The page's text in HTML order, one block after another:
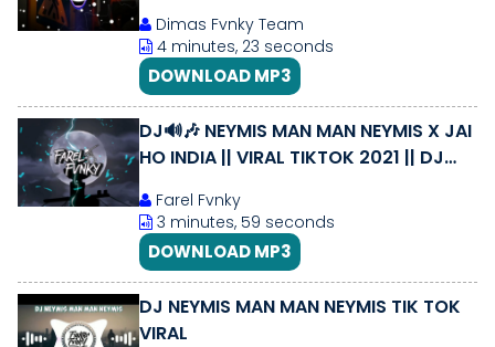
Dimas Fvnky Team
4 minutes, 23 seconds
DOWNLOAD MP3
DJ🔊🎶 NEYMIS MAN MAN NEYMIS X JAI
HO INDIA || VIRAL TIKTOK 2021 || DJ
Farel Fvnky
3 minutes, 59 seconds
DOWNLOAD MP3
DJ NEYMIS MAN MAN NEYMIS TIK TOK
VIRAL